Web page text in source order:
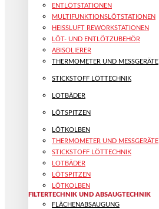
ENTLÖTSTATIONEN
MULTIFUNKTIONS­LÖTSTATIONEN
HEISSLUFT REWORKSTATIONEN
LÖT- UND ENTLÖTZUBEHÖR
ABISOLIERER
THERMOMETER UND MESSGERÄTE
STICKSTOFF LÖTTECHNIK
LOTBÄDER
LÖTSPITZEN
LÖTKOLBEN
THERMOMETER UND MESSGERÄTE
STICKSTOFF LÖTTECHNIK
LOTBÄDER
LÖTSPITZEN
LÖTKOLBEN
FILTERTECHNIK UND ABSAUGTECHNIK
FLÄCHENABSAUGUNG